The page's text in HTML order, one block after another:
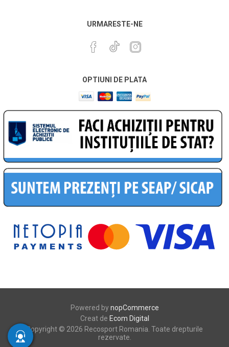
URMARESTE-NE
OPTIUNI DE PLATA
Powered bynopCommerce
Creat de Ecom Digital
Copyright © 2026 Recosport Romania. Toate drepturile
rezervate.